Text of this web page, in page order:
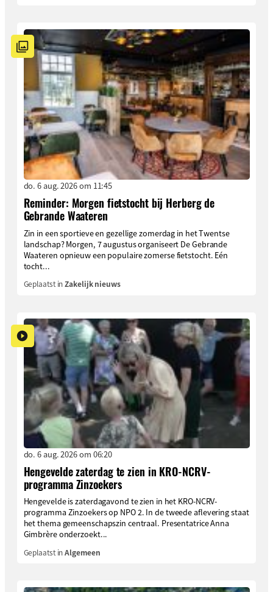
do. 6 aug. 2026 om 11:45
Reminder: Morgen fietstocht bij Herberg de
Gebrande Waateren
Zin in een sportieve en gezellige zomerdag in het Twentse
landschap? Morgen, 7 augustus organiseert De Gebrande
Waateren opnieuw een populaire zomerse fietstocht. Eén
tocht...
Geplaatst inZakelijk nieuws
do. 6 aug. 2026 om 06:20
Hengevelde zaterdag te zien in KRO-NCRV-
programma Zinzoekers
Hengevelde is zaterdagavond te zien in het KRO-NCRV-
programma Zinzoekers op NPO 2. In de tweede aflevering staat
het thema gemeenschapszin centraal. Presentatrice Anna
Gimbrère onderzoekt...
Geplaatst inAlgemeen